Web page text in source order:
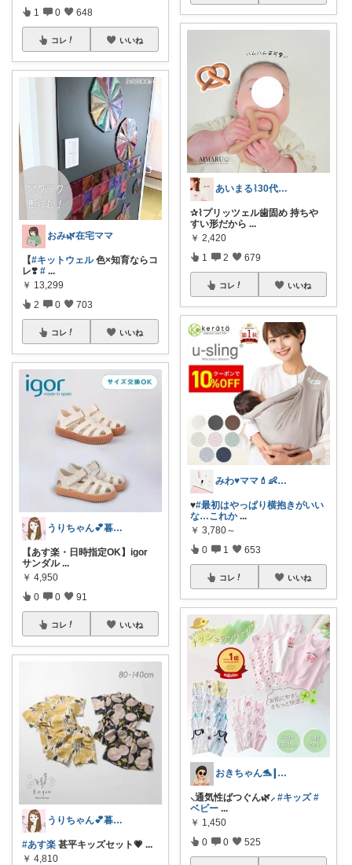
1 0 648
コレ いいね
おみ🌿在宅ママ
【#キットウェル色×知育ならコ
レ❣️ # ...
￥ 13,299
2 0 703
コレ いいね
うりちゃん💕暮らし🏡キッズ👶ママ
【あす楽・日時指定OK】igor
サンダル ...
￥ 4,950
0 0 91
コレ いいね
うりちゃん💕暮らし🏡キッズ👶ママ
#あす楽 甚平キッズセット💗 ...
￥ 4,810
あいまる⌇30代ワーママの暮らしと育児
✰⌇プリッツェル歯固め 持ちや
すい形だから ...
￥ 2,420
1 2 679
コレ いいね
みわ♥️ママ💄👶夏かわいい
♥️#最初はやっぱり横抱きがいい
な…これか ...
￥ 3,780～
0 1 653
コレ いいね
おきちゃん🐬┃感謝⸜₍ᐢ..ᐢ₎⸝
⸜通気性ばつぐん🌿⸝ #キッズ #
ベビー ...
￥ 1,450
0 0 525